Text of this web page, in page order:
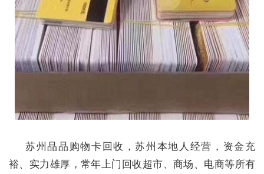
苏州品品购物卡回收，苏州本地人经营，资金充
裕、实力雄厚，常年上门回收超市、商场、电商等所有